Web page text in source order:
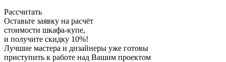
Рассчитать
Оставьте заявку на расчёт
стоимости шкафа-купе,
и получите скидку 10%!
Лучшие мастера и дизайнеры уже готовы
приступить к работе над Вашим проектом